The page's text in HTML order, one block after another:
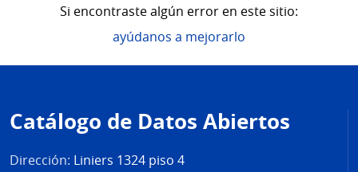
Si encontraste algún error en este sitio:
ayúdanos a mejorarlo
de
página
Catálogo de Datos Abiertos
Dirección: Liniers 1324 piso 4